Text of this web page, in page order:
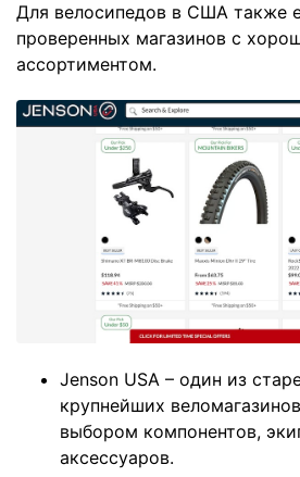
Для велосипедов в США также
проверенных магазинов с
ассортиментом.
Jenson USA – один из
крупнейших
выбором компонентов,
аксессуаров.